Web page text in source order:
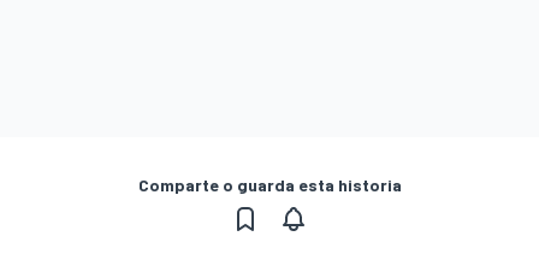
Comparte o guarda esta historia